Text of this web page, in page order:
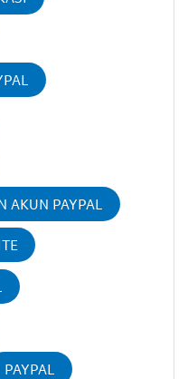
AKUN PAYPAL
PAYPAL